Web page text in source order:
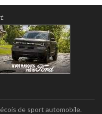
de sport automobile.